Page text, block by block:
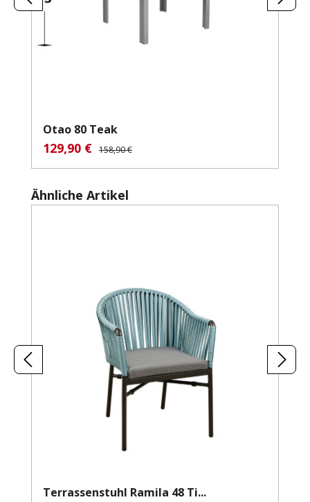
Otao 80 Teak
Verkaufspreis:
129,90 € Regulärer Preis:
158,90 €
Produktgalerie überspringen
Ähnliche Artikel
Terrassenstuhl Ramila 48 Ti...